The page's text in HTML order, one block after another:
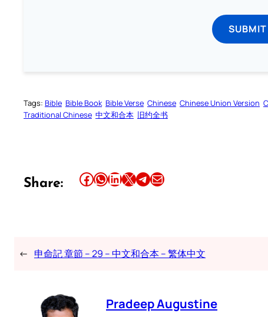
SUBMIT
Tags: Bible Bible Book Bible Verse Chinese Chinese Union Version
Traditional Chinese 中文和合本 旧约全书
Share: Share this article on Facebook Share this article on WhatsApp Share this article on LinkedIn Share this article on X Share this article on TelegramEmail this Article
← 申命記 章節 – 29 – 中文和合本 – 繁体中文
Pradeep Augustine